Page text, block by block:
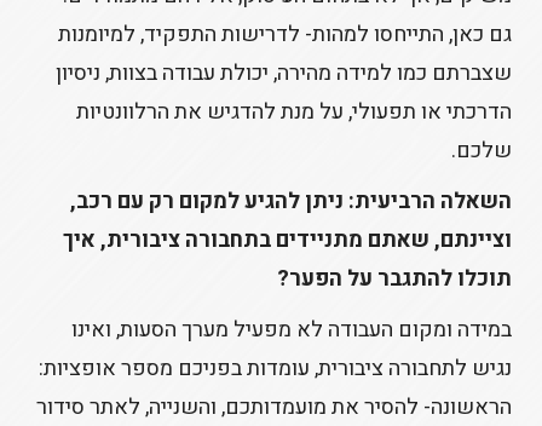
גם כאן, התייחסו למהות- לדרישות התפקיד, למיומנות
שצברתם כמו למידה מהירה, יכולת עבודה בצוות, ניסיון
הדרכתי או תפעולי, על מנת להדגיש את הרלוונטיות
שלכם.
השאלה הרביעית: ניתן להגיע למקום רק עם רכב,
וציינתם, שאתם מתניידים בתחבורה ציבורית, איך
תוכלו להתגבר על הפער?
במידה ומקום העבודה לא מפעיל מערך הסעות, ואינו
נגיש לתחבורה ציבורית, עומדות בפניכם מספר אופציות:
הראשונה- להסיר את מועמדותכם, והשנייה, לאתר סידור